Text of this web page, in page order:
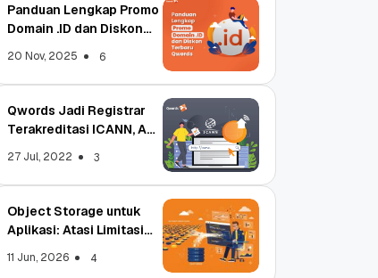
Panduan Lengkap Promo
Domain .ID dan Diskon
20 Nov, 2025 6
Qwords Jadi Registrar
Terakreditasi ICANN, Apa
27 Jul, 2022 3
Object Storage untuk
Aplikasi: Atasi Limitasi
11 Jun, 2026 4